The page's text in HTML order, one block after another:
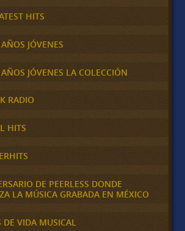
HITS
JÓVENES
JÓVENES LA COLECCIÓN
RADIO
HITS
DE PEERLESS DONDE
LA MÚSICA GRABADA EN MÉXICO
VIDA MUSICAL